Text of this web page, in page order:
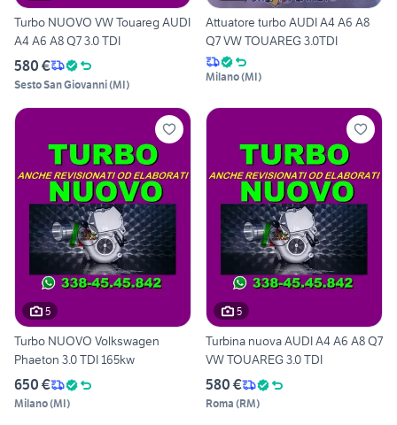
Turbo NUOVO VW Touareg AUDI
A4 A6 A8 Q7 3.0 TDI
580 €
Sesto San Giovanni(MI)
Attuatore turbo AUDI A4 A6 A8
Q7 VW TOUAREG 3.0TDI
Milano(MI)
5
Turbo NUOVO Volkswagen
Phaeton 3.0 TDI 165kw
650 €
Milano(MI)
5
Turbina nuova AUDI A4 A6 A8 Q7
VW TOUAREG 3.0 TDI
580 €
Roma (RM)